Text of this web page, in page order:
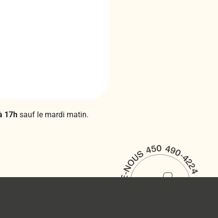
17h sauf le mardi matin.